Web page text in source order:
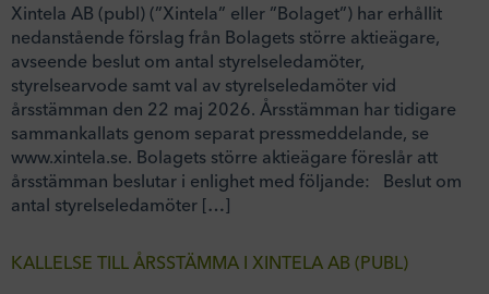
Xintela AB (publ) (”Xintela” eller ”Bolaget”) har erhållit
nedanstående förslag från Bolagets större aktieägare,
avseende beslut om antal styrelseledamöter,
styrelsearvode samt val av styrelseledamöter vid
årsstämman den 22 maj 2026. Årsstämman har tidigare
sammankallats genom separat pressmeddelande, se
www.xintela.se. Bolagets större aktieägare föreslår att
årsstämman beslutar i enlighet med följande: Beslut om
antal styrelseledamöter […]
KALLELSE TILL ÅRSSTÄMMA I XINTELA AB (PUBL)